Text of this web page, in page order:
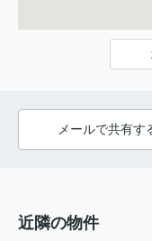
メールで共有す
近隣の物件